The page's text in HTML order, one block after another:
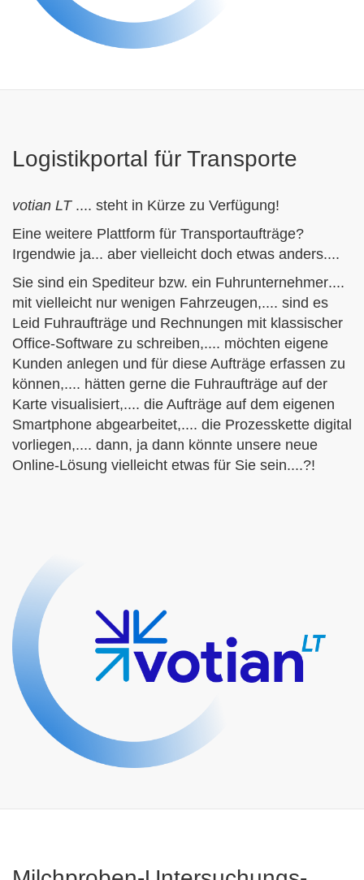
Logistikportal für Transporte
votian LT.... steht in Kürze zu Verfügung!
Eine weitere Plattform für Transportaufträge?
Irgendwie ja... aber vielleicht doch etwas anders....
Sie sind ein Spediteur bzw. ein Fuhrunternehmer....
mit vielleicht nur wenigen Fahrzeugen,.... sind es
Leid Fuhraufträge und Rechnungen mit klassischer
Office-Software zu schreiben,.... möchten eigene
Kunden anlegen und für diese Aufträge erfassen zu
können,.... hätten gerne die Fuhraufträge auf der
Karte visualisiert,.... die Aufträge auf dem eigenen
Smartphone abgearbeitet,.... die Prozesskette digital
vorliegen,.... dann, ja dann könnte unsere neue
Online-Lösung vielleicht etwas für Sie sein....?!